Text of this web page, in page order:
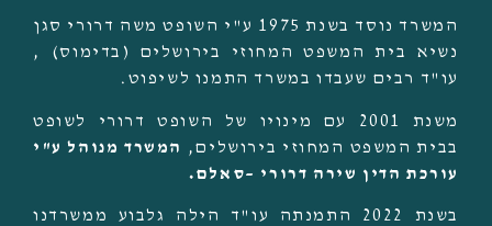
המשרד נוסד בשנת 1975 ע"י השופט משה דרורי סגן
נשיא בית המשפט המחוזי בירושלים (בדימוס) ,
עו"ד רבים שעבדו במשרד התמנו לשיפוט.
משנת 2001 עם מינויו של השופט דרורי לשופט
בבית המשפט המחוזי בירושלים, המשרד מנוהל ע"י
עורכת הדין שירה דרורי –סאלם.
בשנת 2022 התמנתה עו"ד הילה גלבוע ממשרדנו